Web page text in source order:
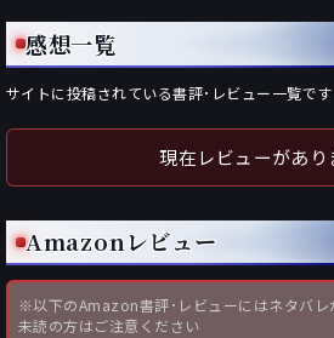
感想一覧
サイトに投稿されている書評･レビュー一覧です
現在レビューがあり
Amazonレビュー
※以下のAmazon書評･レビューにはネタバレ
未読の方はご注意ください